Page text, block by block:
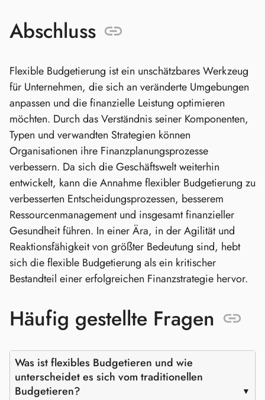
Abschluss
Flexible Budgetierung ist ein unschätzbares Werkzeug
für Unternehmen, die sich an veränderte Umgebungen
anpassen und die finanzielle Leistung optimieren
möchten. Durch das Verständnis seiner Komponenten,
Typen und verwandten Strategien können
Organisationen ihre Finanzplanungsprozesse
verbessern. Da sich die Geschäftswelt weiterhin
entwickelt, kann die Annahme flexibler Budgetierung zu
verbesserten Entscheidungsprozessen, besserem
Ressourcenmanagement und insgesamt finanzieller
Gesundheit führen. In einer Ära, in der Agilität und
Reaktionsfähigkeit von größter Bedeutung sind, hebt
sich die flexible Budgetierung als ein kritischer
Bestandteil einer erfolgreichen Finanzstrategie hervor.
Häufig gestellte Fragen
Was ist flexibles Budgetieren und wie
unterscheidet es sich vom traditionellen
Budgetieren?